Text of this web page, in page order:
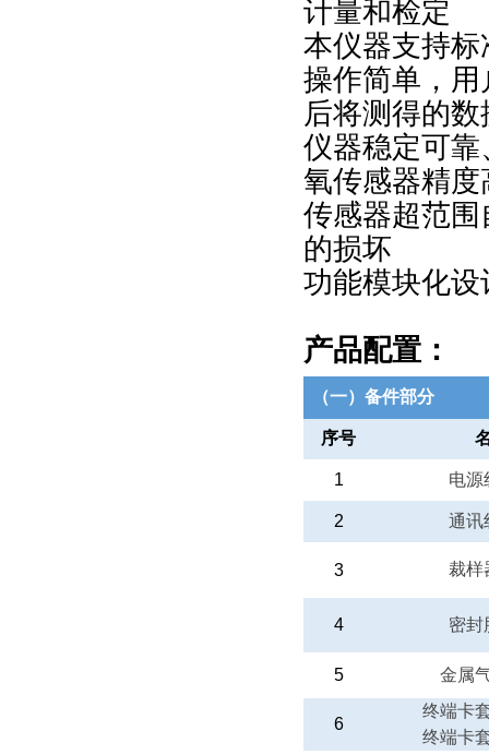
计量和检定
本仪器支持
操作简单，
后将测得的
仪器稳定可
氧传感器精
传感器超范
的损坏
功能模块化
产品配置 ：
（一）备件部分
序号
1 电源
2 通讯
3 裁样
4 密封
5 金属
6
终端卡
终端卡